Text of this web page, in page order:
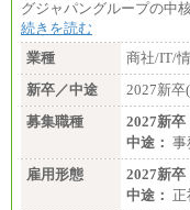
グジャパングループの中
続きを読む
業種
商社/IT/
新卒／中途
2027新卒
募集職種
2027新卒
中途： 事
雇用形態
2027新卒
中途： 正